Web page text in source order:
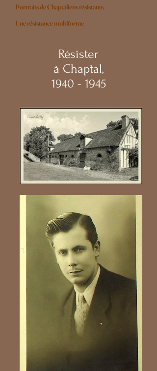
Portraits de Chaptaliens résistants
Une résistance multiforme
Résister
à Chaptal,
1940 - 1945